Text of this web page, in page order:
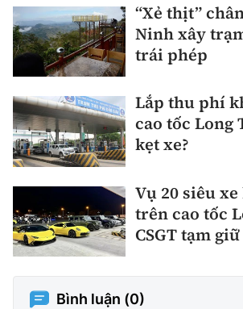
“Xẻ thịt”
Ninh xây
trái phép
Lắp thu phí
cao tốc Long
kẹt xe?
Vụ 20 siêu
trên cao tốc
CSGT tạm
Bình luận (0)